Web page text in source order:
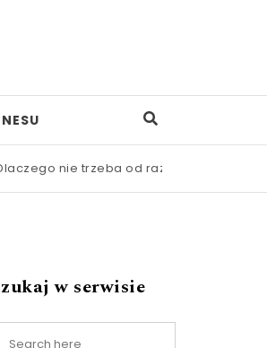
trzeba od razu ratować dziecka przed
w serwisie